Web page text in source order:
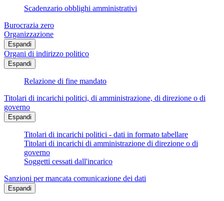
Scadenzario obblighi amministrativi
Burocrazia zero
Organizzazione
Espandi
Organi di indirizzo politico
Espandi
Relazione di fine mandato
Titolari di incarichi politici, di amministrazione, di direzione o di
governo
Espandi
Titolari di incarichi politici - dati in formato tabellare
Titolari di incarichi di amministrazione di direzione o di
governo
Soggetti cessati dall'incarico
Sanzioni per mancata comunicazione dei dati
Espandi